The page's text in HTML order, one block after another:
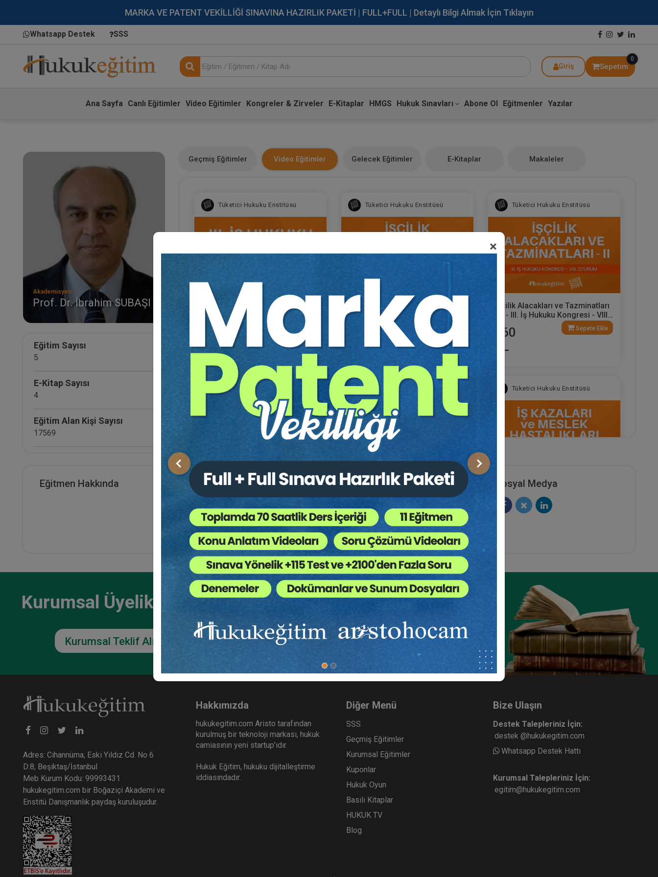
MARKA VE PATENT VEKİLLİĞİ SINAVINA HAZIRLIK PAKETİ | FULL+FULL | Detaylı Bilgi Almak İçin Tıklayın
Whatsapp Destek SSS
Giriş Sepetim
0
Ana Sayfa Canlı Eğitimler Video Eğitimler Kongreler & Zirveler E-Kitaplar HMGS Hukuk Sınavları Abone Ol Eğitmenler Yazılar
×
Önceki Sonraki
Akademisyen
Prof. Dr. İbrahim SUBAŞI
Eğitim Sayısı
5
E-Kitap Sayısı
4
Eğitim Alan Kişi Sayısı
17569
Geçmiş Eğitimler Video Eğitimler Gelecek Eğitimler E-Kitaplar Makaleler
Tüketici Hukuku Enstitüsü
III. İş Hukuku Kongresi - Tüm
Oturumlar (8 Oturum)
2160
TL
Sepete Ekle
Tüketici Hukuku Enstitüsü
İşçilik Alacakları ve Tazminatları
- 1 - III. İş Hukuku Kongresi - VII.
Sepete Ekle
Tüketici Hukuku Enstitüsü
İşçilik Alacakları ve Tazminatları
- II - III. İş Hukuku Kongresi - VIII.
360
TL
Sepete Ekle
Tüketici Hukuku Enstitüsü
Hukuku Kongresi - VI. Oturum
360
TL
Sepete Ekle
Tüketici Hukuku Enstitüsü
Kongresi - IV. Oturum
360
TL
Sepete Ekle
Tüketici Hukuku Enstitüsü
İş Kazaları ve Meslek Hastalıkları
- III. İş Hukuku Kongresi - V.
Oturum
360
Tüketici Hukuku Enstitüsü
İş Hukukunda Genel Konular - III.
İş Hukuku Kongresi - II. Oturum
360
Tüketici Hukuku Enstitüsü
Toplu İş Hukuku - III. İş Hukuku
Kongresi - III. Oturum
360
TL
Tüketici Hukuku Enstitüsü
İş Yargılaması ve Usul Hukuku -
III. İş Hukuku Kongresi - I. Oturum
360
Tüketici Hukuku Enstitüsü Tüketici Hukuku Enstitüsü
Eğitmen Hakkında Sosyal Medya
Kurumsal Üyelikler İçin
Kurumsal Teklif Alın
Ekibinizin hukuk bilgisini yükseltin, kaliteli içeriklerle size
Ekibinize, Hukuk Eğitim’in birbirinden kaliteli eğitimlerine
sınırsız erişim imkanı sunun.
Adres: Cihannüma, Eski Yıldız Cd. No 6
D:8, Beşiktaş/İstanbul
Meb Kurum Kodu: 99993431
hukukegitim.com bir Boğaziçi Akademi ve
Enstitü Danışmanlık paydaş kuruluşudur.
Hakkımızda
hukukegitim.com Aristo tarafından
kurulmuş bir teknoloji markası, hukuk
camiasının yeni startup’ıdır.
Hukuk Eğitim, hukuku dijitalleştirme
iddiasındadır.
Diğer Menü
SSS
Geçmiş Eğitimler
Kurumsal Eğitimler
Kuponlar
Hukuk Oyun
Basılı Kitaplar
HUKUK TV
Blog
Bize Ulaşın
Destek Talepleriniz İçin:
destek @hukukegitim.com
Whatsapp Destek Hattı
Kurumsal Talepleriniz İçin:
egitim@hukukegitim.com